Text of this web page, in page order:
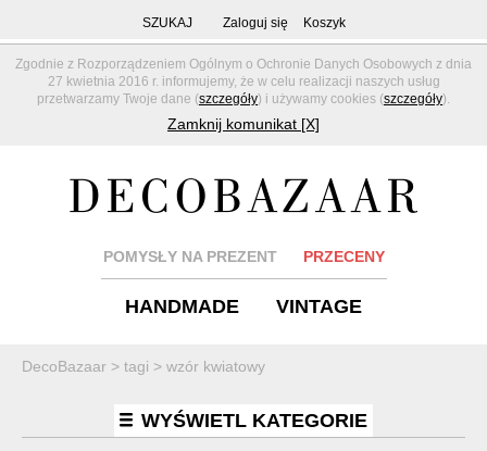
Zgodnie z Rozporządzeniem Ogólnym o Ochronie Danych Osobowych z dnia
27 kwietnia 2016 r. informujemy, że w celu realizacji naszych usług
przetwarzamy Twoje dane (szczegóły) i używamy cookies (szczegóły).
Zamknij komunikat [X]
SZUKAJ Zaloguj się Koszyk
POMYSŁY NA PREZENT PRZECENY
HANDMADE VINTAGE
DecoBazaar > tagi > wzór kwiatowy
WYŚWIETL KATEGORIE